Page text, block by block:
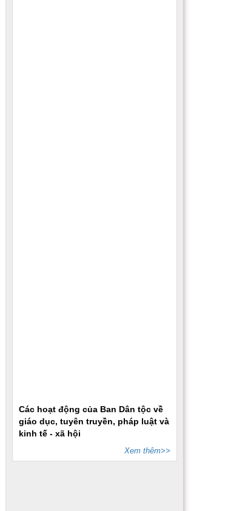
Các hoạt động của Ban Dân tộc về
giáo dục, tuyên truyền, pháp luật và
kinh tế - xã hội
Xem thêm>>